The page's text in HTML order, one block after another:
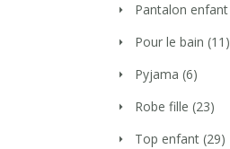
Pantalon enfant
Pour le bain (11)
Pyjama (6)
Robe fille (23)
Top enfant (29)